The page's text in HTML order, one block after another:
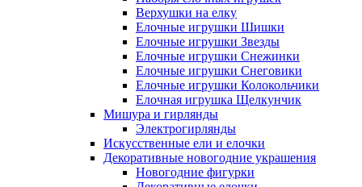
Верхушки на елку
Елочные игрушки Шишки
Елочные игрушки Звезды
Елочные игрушки Снежинки
Елочные игрушки Снеговики
Елочные игрушки Колокольчики
Елочная игрушка Щелкунчик
Мишура и гирлянды
Электрогирлянды
Искусственные ели и елочки
Декоративные новогодние украшения
Новогодние фигурки